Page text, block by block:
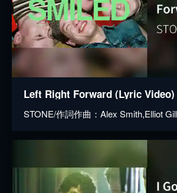
Left Right Forward (Lyric Video)
STONE/作詞作曲：Alex Smith,Elliot